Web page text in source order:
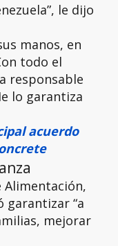
le dijo
manos, en
todo el
responsable
lo garantiza
acuerdo
garantizar “a
mejorar